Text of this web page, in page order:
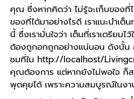
คุณ ซึ่งหากคิดว่า ไม่รู้จะเก็บของที่
ของที่ได้มาอย่างไรดี เราแนะนำ
นี้ ซึ่งเรามั่นใจว่า เต็นที่เราเตรียม
ต้องถูกอกถูกอย่างแน่นอน ดังนั้น
ชมที่ใน http://localhost/
คุณต้องการ แต่หากยังไม่พอใจ ก็
พุดคุยได้ เพราะความสมบูรณ์ในง